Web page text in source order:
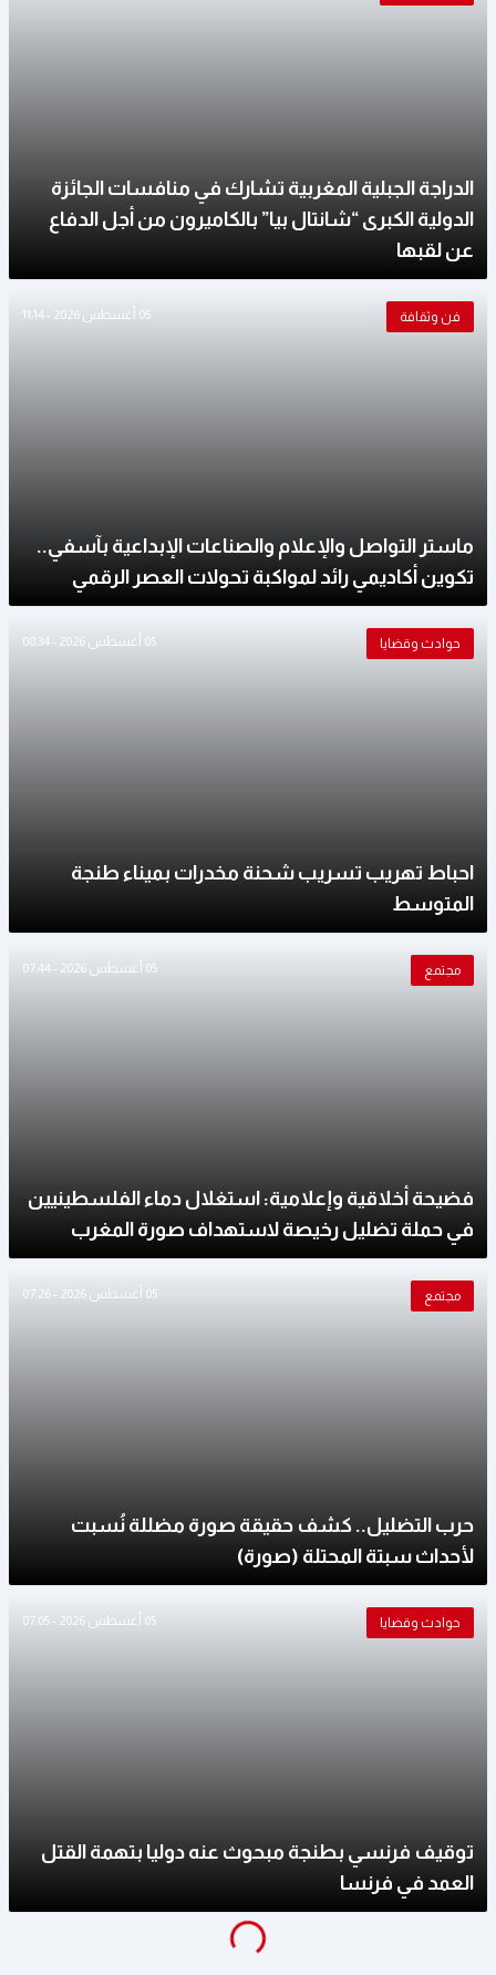
الدراجة الجبلية المغربية تشارك في منافسات الجائزة
الدولية الكبرى “شانتال بيا” بالكاميرون من أجل الدفاع
عن لقبها
فن وثقافة 05 أغسطس 2026 - 11:14
ماستر التواصل والإعلام والصناعات الإبداعية بآسفي..
تكوين أكاديمي رائد لمواكبة تحولات العصر الرقمي
حوادث وقضايا 05 أغسطس 2026 - 08:34
احباط تهريب تسريب شحنة مخدرات بميناء طنجة
المتوسط
مجتمع 05 أغسطس 2026 - 07:44
فضيحة أخلاقية وإعلامية: استغلال دماء الفلسطينيين
في حملة تضليل رخيصة لاستهداف صورة المغرب
مجتمع 05 أغسطس 2026 - 07:26
حرب التضليل.. كشف حقيقة صورة مضللة نُسبت
لأحداث سبتة المحتلة (صورة)
حوادث وقضايا 05 أغسطس 2026 - 07:05
توقيف فرنسي بطنجة مبحوث عنه دوليا بتهمة القتل
العمد في فرنسا
g
...